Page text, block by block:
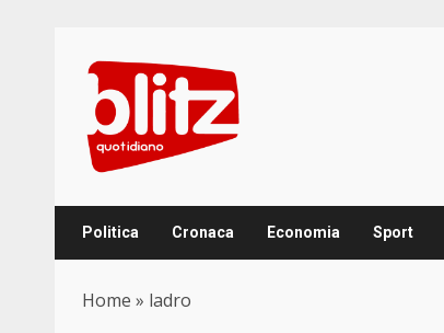
content
Politica Cronaca Economia Sport
Home » ladro